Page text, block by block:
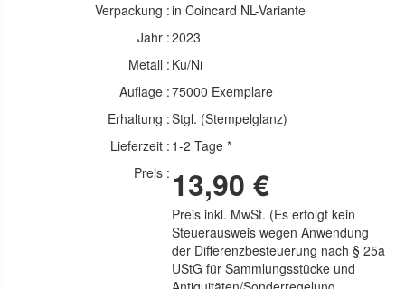
Verpackung :in Coincard NL-Variante
Jahr :2023
Metall : Ku/Ni
Auflage :75000 Exemplare
Erhaltung :Stgl. (Stempelglanz)
Lieferzeit : 1-2 Tage *
Preis : 13,90 €
Preis inkl. MwSt. (Es erfolgt kein
Steuerausweis wegen Anwendung
der Differenzbesteuerung nach § 25a
UStG für Sammlungsstücke und